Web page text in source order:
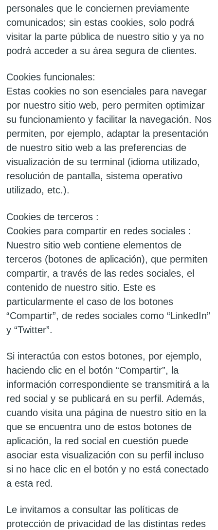
personales que le conciernen previamente
comunicados; sin estas cookies, solo podrá
visitar la parte pública de nuestro sitio y ya no
podrá acceder a su área segura de clientes.
Cookies funcionales:
Estas cookies no son esenciales para navegar
por nuestro sitio web, pero permiten optimizar
su funcionamiento y facilitar la navegación. Nos
permiten, por ejemplo, adaptar la presentación
de nuestro sitio web a las preferencias de
visualización de su terminal (idioma utilizado,
resolución de pantalla, sistema operativo
utilizado, etc.).
Cookies de terceros :
Cookies para compartir en redes sociales :
Nuestro sitio web contiene elementos de
terceros (botones de aplicación), que permiten
compartir, a través de las redes sociales, el
contenido de nuestro sitio. Este es
particularmente el caso de los botones
“Compartir”, de redes sociales como “LinkedIn”
y “Twitter”.
Si interactúa con estos botones, por ejemplo,
haciendo clic en el botón “Compartir”, la
información correspondiente se transmitirá a la
red social y se publicará en su perfil. Además,
cuando visita una página de nuestro sitio en la
que se encuentra uno de estos botones de
aplicación, la red social en cuestión puede
asociar esta visualización con su perfil incluso
si no hace clic en el botón y no está conectado
a esta red.
Le invitamos a consultar las políticas de
protección de privacidad de las distintas redes